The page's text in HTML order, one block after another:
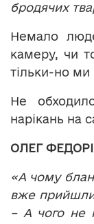
бродячих
Немало
камеру, чи
тільки-но ми
Не
нарікань на
ОЛЕГ
«А чому
вже
– А чого не